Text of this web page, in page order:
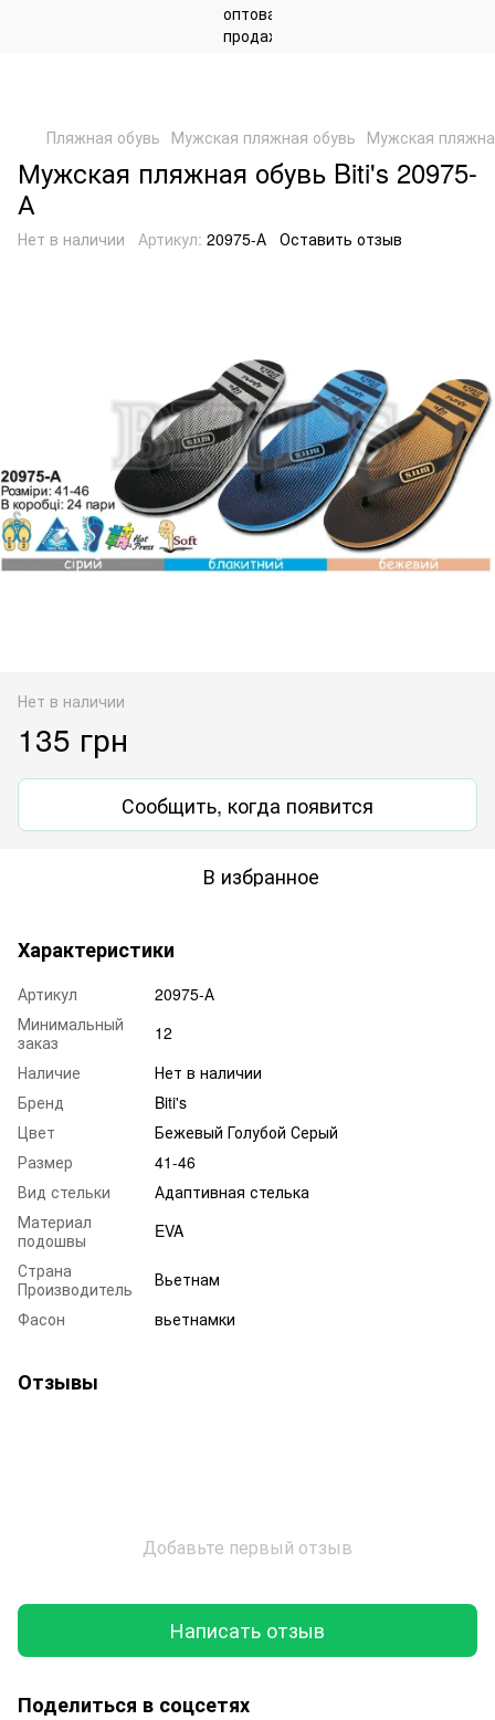
Пляжная обувь Мужская пляжная обувь Мужская
Мужская пляжная обувь Biti's 20975-
А
Нет в наличии Артикул: 20975-А Оставить отзыв
Нет в наличии
135 грн
Сообщить, когда появится
В избранное
Характеристики
Артикул
20975-А
Минимальный
заказ
12
Наличие
Нет в наличии
Бренд
Biti's
Цвет
Бежевый Голубой Серый
Размер
41-46
Вид стельки
Адаптивная стелька
Материал
подошвы
EVA
Страна
Производитель
Вьетнам
Фасон
вьетнамки
Отзывы
Добавьте первый отзыв
Написать отзыв
Поделиться в соцсетях